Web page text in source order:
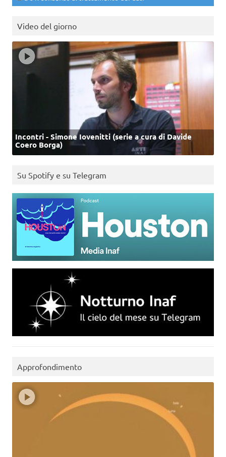
Video del giorno
Incontri - Simone Iovenitti (serie a cura di Davide
Coero Borga)
Su Spotify e su Telegram
Approfondimento